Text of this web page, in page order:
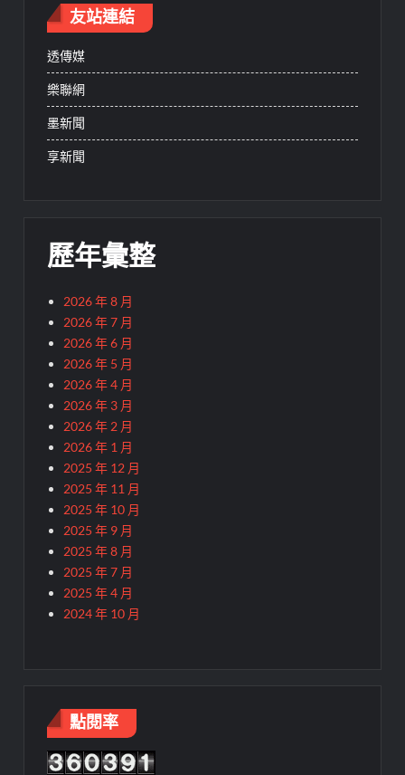
友站連結
透傳媒
樂聯網
墨新聞
享新聞
歷年彙整
2026 年 8 月
2026 年 7 月
2026 年 6 月
2026 年 5 月
2026 年 4 月
2026 年 3 月
2026 年 2 月
2026 年 1 月
2025 年 12 月
2025 年 11 月
2025 年 10 月
2025 年 9 月
2025 年 8 月
2025 年 7 月
2025 年 4 月
2024 年 10 月
點閱率